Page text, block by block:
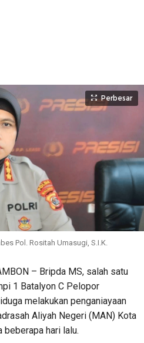
Perbesar
Pol. Rositah Umasugi, S.I.K.
– Bripda MS, salah satu
1 Batalyon C Pelopor
melakukan penganiayaan
Aliyah Negeri (MAN) Kota
beberapa hari lalu.